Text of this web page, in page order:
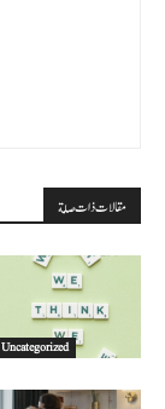
مقالات ذات صلة
Uncategorized